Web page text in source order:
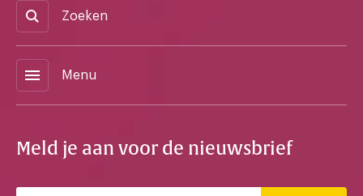
Zoeken
menu Menu
Meld je aan voor de nieuwsbrief